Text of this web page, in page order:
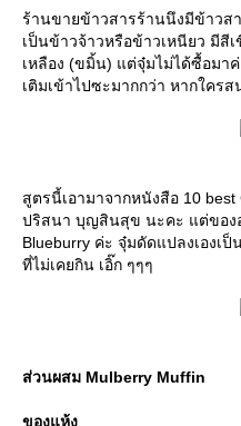
ร้านขายข้าวสารร้านนึงมีข้าวส
เป็นข้าวจ้าวหรือข้าวเหนียว มีสี
เหลือง (ขมิ้น) แต่จุ๋มไม่ได้ซื้อมาค่
เติมเข้าไปซะมากกว่า หากใครส
สูตรนี้เอามาจากหนังสือ 10 best
ปริสนา บุญสินสุข นะคะ แต่ของ
Blueburry ค่ะ จุ๋มดัดแปลงเองเป็
ที่ไม่เคยกิน เอิ๊ก ๆๆๆ
ส่วนผสม Mulberry Muffin
ของแห้ง